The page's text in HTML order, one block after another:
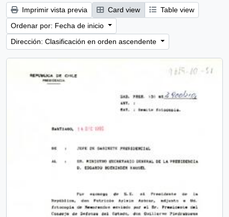
Imprimir vista previa Card view
Table view
Ordenar por: Fecha de inicio
Dirección: Clasificación en orden ascendente